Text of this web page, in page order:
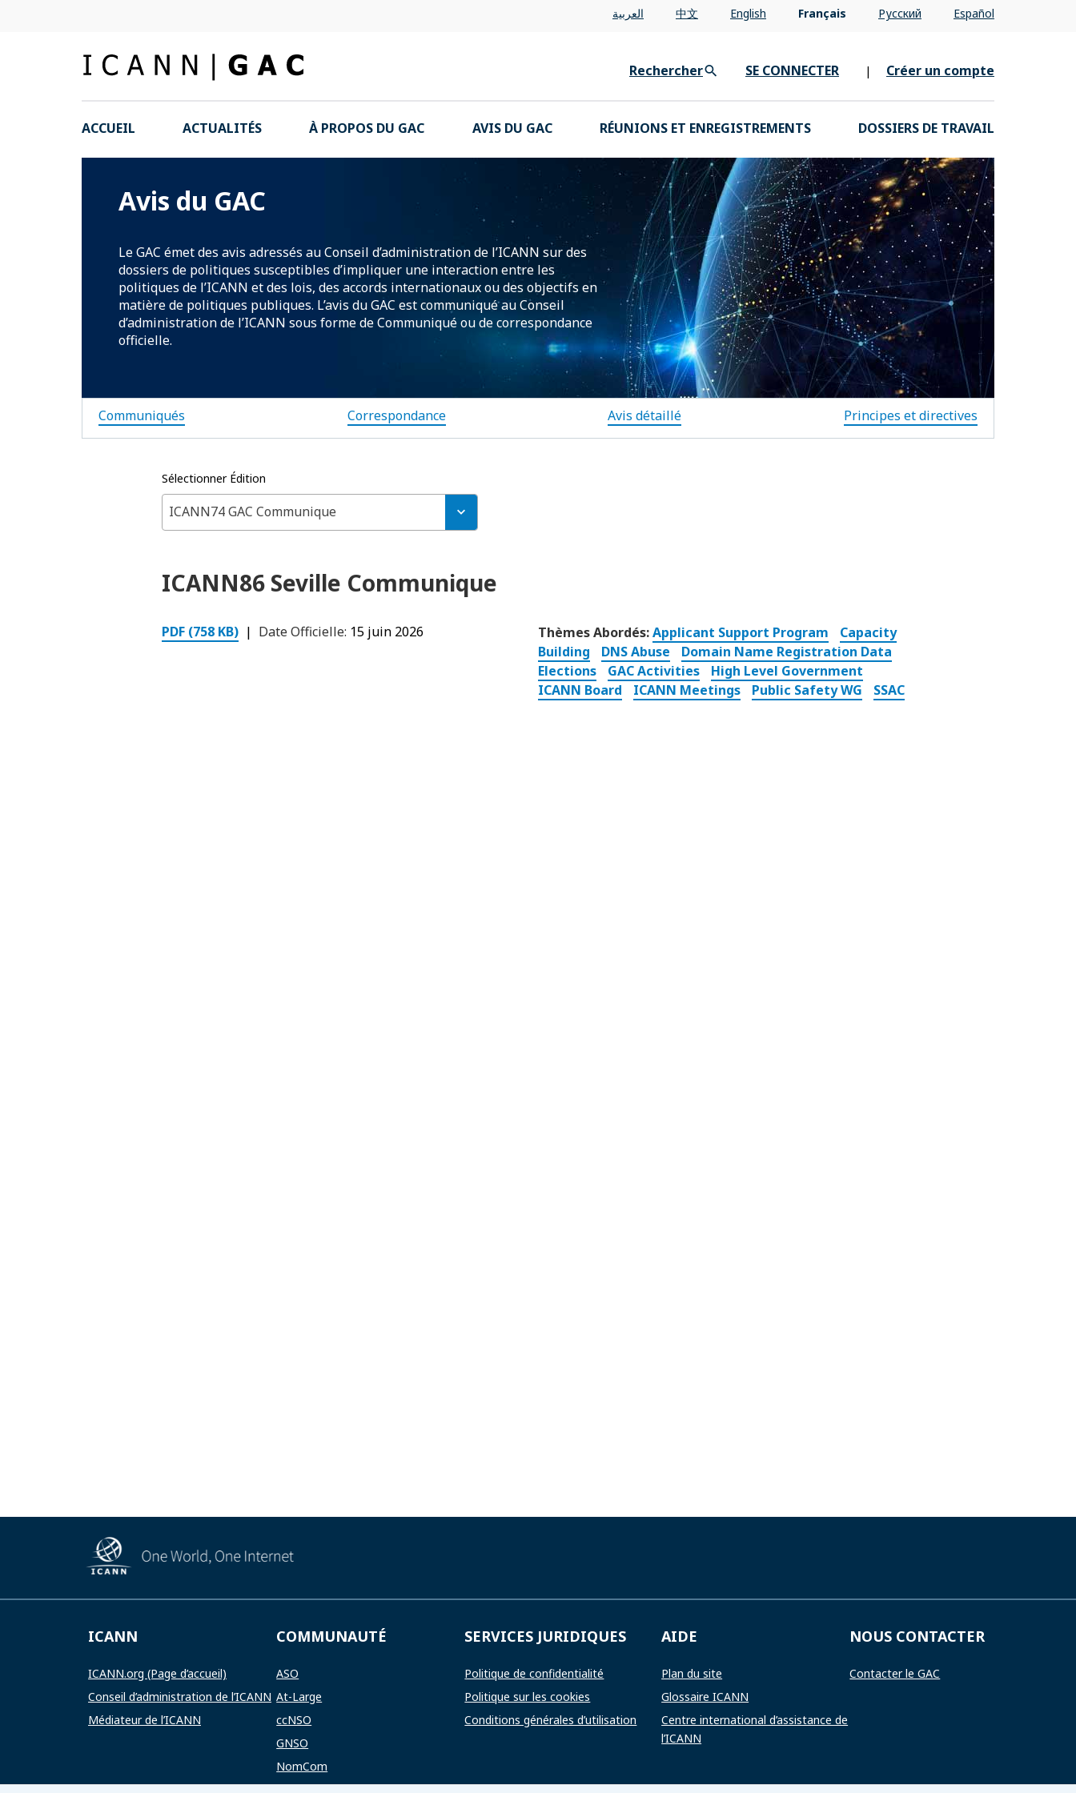
العربية 中文 English Français Pусский Español
Rechercher SE CONNECTER | Créer un compte
ACCUEIL ACTUALITÉS À PROPOS DU GAC AVIS DU GAC RÉUNIONS ET ENREGISTREMENTS DOSSIERS DE TRAVAIL
Avis du GAC
Le GAC émet des avis adressés au Conseil d’administration de l’ICANN sur des
dossiers de politiques susceptibles d’impliquer une interaction entre les
politiques de l’ICANN et des lois, des accords internationaux ou des objectifs en
matière de politiques publiques. L’avis du GAC est communiqué au Conseil
d’administration de l’ICANN sous forme de Communiqué ou de correspondance
officielle.
Communiqués Correspondance Avis détaillé Principes et directives
Sélectionner Édition
ICANN74 GAC Communique
ICANN86 Seville Communique
PDF (758 KB) | Date Officielle: 15 juin 2026 Thèmes Abordés:Applicant Support Program
Capacity
Building
DNS Abuse
Domain Name Registration Data
Elections
GAC Activities
High Level Government
ICANN Board
ICANN Meetings Public Safety WG SSAC
ICANN
ICANN.org (Page d’accueil)
Conseil d’administration de l’ICANN
Médiateur de l’ICANN
COMMUNAUTÉ
ASO
At-Large
ccNSO
GNSO
NomCom
RSSAC
SERVICES JURIDIQUES
Politique de confidentialité
Politique sur les cookies
Conditions générales d’utilisation
AIDE
Plan du site
Glossaire ICANN
Centre international d’assistance de
l’ICANN
NOUS CONTACTER
Contacter le GAC